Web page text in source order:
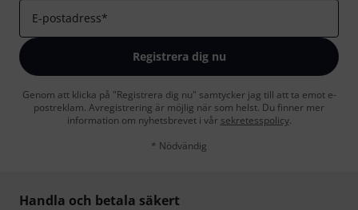
E-postadress*
Registrera dig nu
Genom att klicka på "Registrera dig nu" samtycker jag till att ta emot e-
postreklam. Avregistrering är möjlig när som helst. Du finner mer
information om nyhetsbrevet i vår sekretesspolicy.
* Nödvändig
Handla och betala säkert